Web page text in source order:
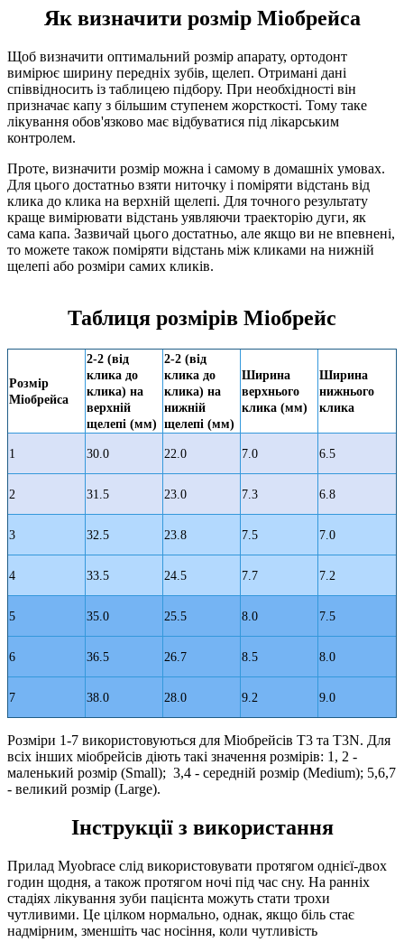
Як визначити розмір Міобрейса
Щоб визначити оптимальний розмір апарату, ортодонт
вимірює ширину передніх зубів, щелеп. Отримані дані
співвідносить із таблицею підбору. При необхідності він
призначає капу з більшим ступенем жорсткості. Тому таке
лікування обов'язково має відбуватися під лікарським
контролем.
Проте, визначити розмір можна і самому в домашніх умовах.
Для цього достатньо взяти ниточку і поміряти відстань від
клика до клика на верхній щелепі. Для точного результату
краще вимірювати відстань уявляючи траекторію дуги, як
сама капа. Зазвичай цього достатньо, але якщо ви не впевнені,
то можете також поміряти відстань між кликами на нижній
щелепі або розміри самих кликів.
Таблиця розмірів Міобрейс
Розмір
Міобрейса
2-2 (від
клика до
клика) на
верхній
щелепі (мм)
2-2 (від
клика до
клика) на
нижній
щелепі (мм)
Ширина
верхнього
клика (мм)
Ширина
нижнього
клика
1 30.0 22.0 7.0 6.5
2 31.5 23.0 7.3 6.8
3 32.5 23.8 7.5 7.0
4 33.5 24.5 7.7 7.2
5 35.0 25.5 8.0 7.5
6 36.5 26.7 8.5 8.0
7 38.0 28.0 9.2 9.0
Розміри 1-7 використовуються для Міобрейсів Т3 та Т3N. Для
всіх інших міобрейсів діють такі значення розмірів: 1, 2 -
маленький розмір (Small); 3,4 - середній розмір (Medium); 5,6,7
- великий розмір (Large).
Інструкції з використання
Прилад Myobrace слід використовувати протягом однієї-двох
годин щодня, а також протягом ночі під час сну. На ранніх
стадіях лікування зуби пацієнта можуть стати трохи
чутливими. Це цілком нормально, однак, якщо біль стає
надмірним, зменшіть час носіння, коли чутливість